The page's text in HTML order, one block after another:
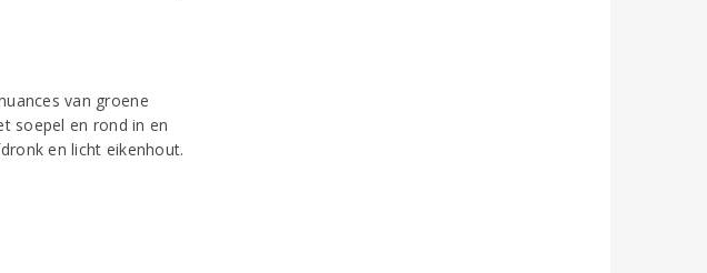
van groene
soepel en rond in en
en licht eikenhout.